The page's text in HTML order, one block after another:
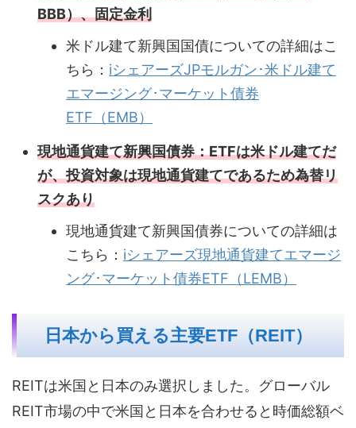
BBB）、固定金利
米ドル建て新興国国債についての詳細はこ
ちら： iシェアーズJPモルガン･米ドル建て
エマージング･マーケット債券
ETF（EMB）
現地通貨建て新興国債券：ETFは米ドル建てだ
が、投資対象は現地通貨建てであるため為替リ
スクあり
現地通貨建て新興国債券についての詳細は
こちら： iシェアーズ現地通貨建てエマージ
ング･マーケット債券ETF（LEMB）
日本から買える主要ETF（REIT）
REITは米国と日本のみ選択しました。グローバル
REIT市場の中で米国と日本を合わせると時価総額ベ